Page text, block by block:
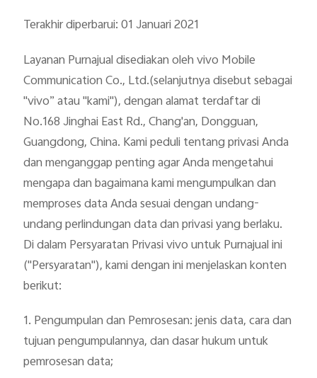
Indonesia | Pilih negara/wilayah
Terakhir diperbarui: 01 Januari 2021
Layanan Purnajual disediakan oleh vivo Mobile
Communication Co., Ltd.(selanjutnya disebut sebagai
"vivo” atau "kami"), dengan alamat terdaftar di
No.168 Jinghai East Rd., Chang'an, Dongguan,
Guangdong, China. Kami peduli tentang privasi Anda
dan menganggap penting agar Anda mengetahui
mengapa dan bagaimana kami mengumpulkan dan
memproses data Anda sesuai dengan undang-
undang perlindungan data dan privasi yang berlaku.
Di dalam Persyaratan Privasi vivo untuk Purnajual ini
("Persyaratan"), kami dengan ini menjelaskan konten
berikut:
1. Pengumpulan dan Pemrosesan: jenis data, cara dan
tujuan pengumpulannya, dan dasar hukum untuk
pemrosesan data;